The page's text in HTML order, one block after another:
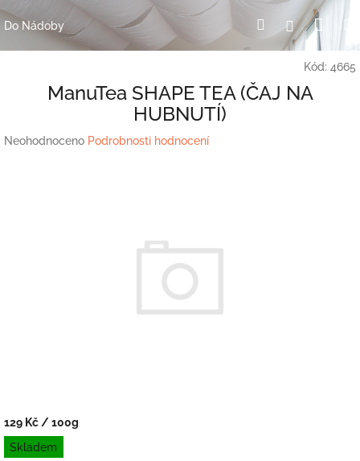
Přejít
naDo Nádoby HledatPřihlášení
Kód: 4665
ManuTea SHAPE TEA (ČAJ NA
HUBNUTÍ)
Průměrné
Neohodnoceno Podrobnosti hodnocení
129 Kč / 100g
Měrná
cena:
Skladem